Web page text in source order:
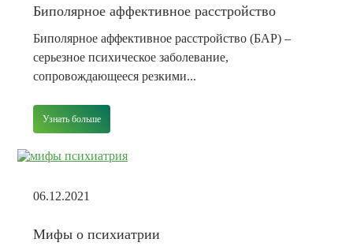
Биполярное аффективное расстройство
Биполярное аффективное расстройство (БАР) –
серьезное психическое заболевание,
сопровождающееся резкими...
Узнать больше
06.12.2021
Мифы о психиатрии